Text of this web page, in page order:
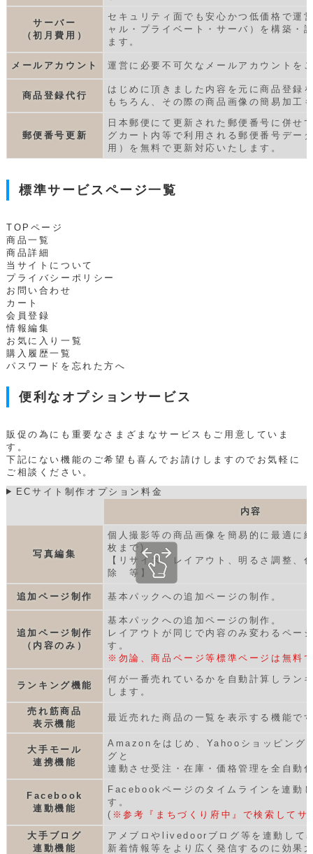
サーバー
（初月費用）
セキュリティ面でも安心かつ低価格で運
ャル・プライベート・サーバ）を構築・
ます。
メールアカウント 運営に必要不可欠なメールアカウントを
商品登録代行
はじめに頂きました内容を元に商品登録
もちろん、その際の商品画像の簡易加工
郵便番号更新
日本郵便にて更新された郵便番号に併せ
グカート内等で利用される郵便番号デー
用）を無料で更新対応いたします。
標準サービスページ一覧
TOPページ
商品一覧
商品詳細
当サイトについて
プライバシーポリシー
お問い合わせ
カート
会員登録
情報編集
お気に入り一覧
購入履歴一覧
パスワードを忘れた方へ
便利なオプションサービス
販促の為にも重要なさまざまなサービスもご用意していま
す。
下記にない機能のご希望も喜んでお請けしますのでお気軽に
ご相談ください。
ECサイト制作オプション料金
内容
写真編集
個人撮影等の商品画像を簡易的に最適に
枚まで)
【リサイズ、レイアウト、明るさ調整、
除 等】
追加ページ制作 基本パックへの追加ページの制作。
追加ページ制作
（内容のみ）
基本パックへの追加ページの制作。
レイアウトが同じで内容のみ変わるペー
す。
※勿論、商品ページ等標準ページは無料
ランキング機能
何が一番売れているかを自動計算しラン
します。
売れ筋商品
表示機能
最近売れた商品の一覧を表示する機能で
大手モール
連携機能
Amazonをはじめ、Yahooショッピング
グと
連動させ受注・在庫・価格管理を全自動
Facebook
連動機能
Facebookページのタイムラインを連動
す。
( ※参考『まちづくり府中』で検索してサ
大手ブログ
連動機能
アメブロやlivedoorブログ等を連動して
新着情報等をより広く発信するのに効果